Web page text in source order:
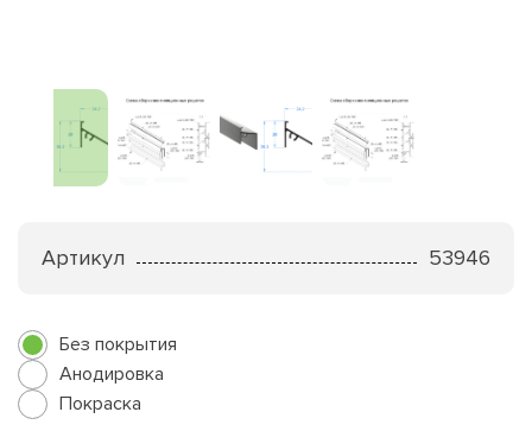
Артикул 53946
Без покрытия
Анодировка
Покраска